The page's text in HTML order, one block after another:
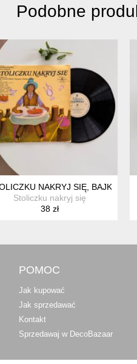
Podobne
NAKRYJ SIĘ, BAJKI
Stoliczku nakryj się
38 zł
POMOC
Jak kupować
Jak sprzedawać
Kontakt
Sprzedawaj w DecoBazaar